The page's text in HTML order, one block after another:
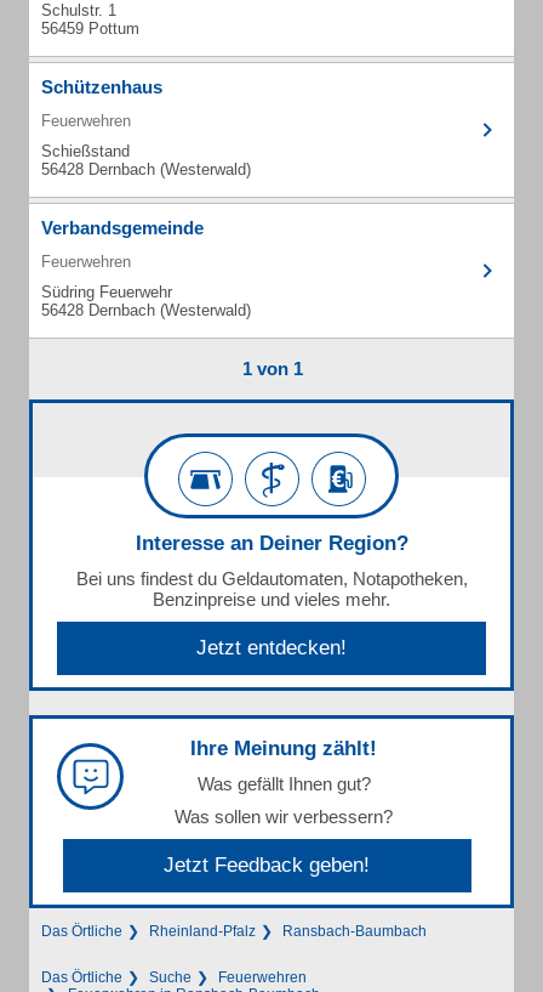
Schulstr. 1
56459 Pottum
Schützenhaus
Feuerwehren
Schießstand
56428 Dernbach (Westerwald)
Verbandsgemeinde
Feuerwehren
Südring Feuerwehr
56428 Dernbach (Westerwald)
1 von 1
Interesse an Deiner Region?
Bei uns findest du Geldautomaten, Notapotheken,
Benzinpreise und vieles mehr.
Jetzt entdecken!
Ihre Meinung zählt!
Was gefällt Ihnen gut?
Was sollen wir verbessern?
Jetzt Feedback geben!
Das Örtliche Rheinland-Pfalz Ransbach-Baumbach
Das Örtliche Suche
Feuerwehren